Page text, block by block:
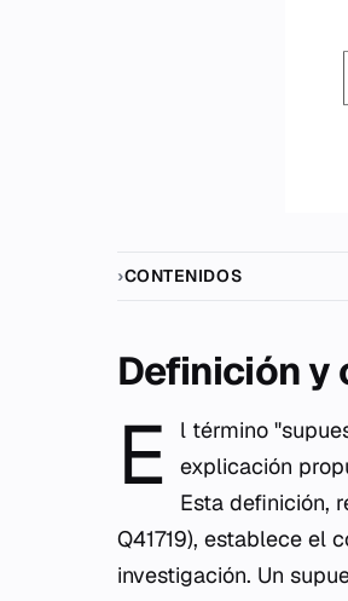
CONTENIDOS
Definición y
E
l término
explicación
Esta definición,
Q41719), establece el
investigación. Un